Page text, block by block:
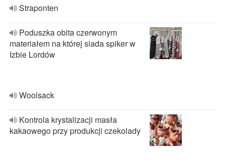
Straponten
Poduszka obita czerwonym
materiałem na której siada spiker w
Izbie Lordów
Woolsack
Kontrola krystalizacji masła
kakaowego przy produkcji czekolady